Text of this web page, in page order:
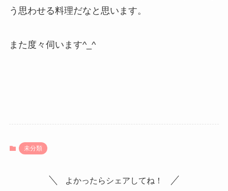
う思わせる料理だなと思います。
また度々伺います^_^
未分類
よかったらシェアしてね！